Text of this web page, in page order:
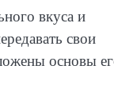
вкуса и
свои
основы